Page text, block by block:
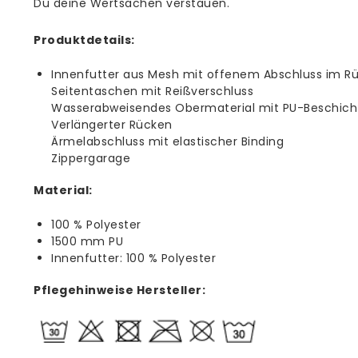
Du deine Wertsachen verstauen.
Produktdetails:
Innenfutter aus Mesh mit offenem Abschluss im
Seitentaschen mit Reißverschluss
Wasserabweisendes Obermaterial mit PU-
Verlängerter Rücken
Ärmelabschluss mit elastischer Binding
Zippergarage
Material:
100 % Polyester
1500 mm PU
Innenfutter: 100 % Polyester
Pflegehinweise Hersteller: